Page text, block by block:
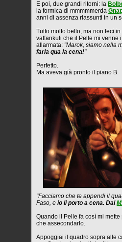
E poi, due grandi ritorni: la
la formica di mmmmmerda
anni di assenza riassunti in un
Tutto molto bello, ma non feci
vaffankuli che il Pelle mi venne
allarmata: "Marok, siamo nella
farla qua la cena!"
Perfetto.
Ma aveva già pronto il piano B.
"Facciamo che te appendi il
Faso, e io li porto a cena. Dal
Quando il Pelle fa così mi
che assecondarlo.
Appoggiai il quadro sopra alle